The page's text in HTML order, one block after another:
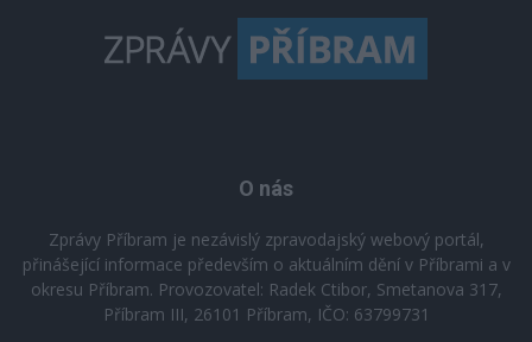
O nás
Zprávy Příbram je nezávislý zpravodajský webový portál,
přinášející informace především o aktuálním dění v Příbrami a v
okresu Příbram. Provozovatel: Radek Ctibor, Smetanova 317,
Příbram III, 26101 Příbram, IČO: 63799731